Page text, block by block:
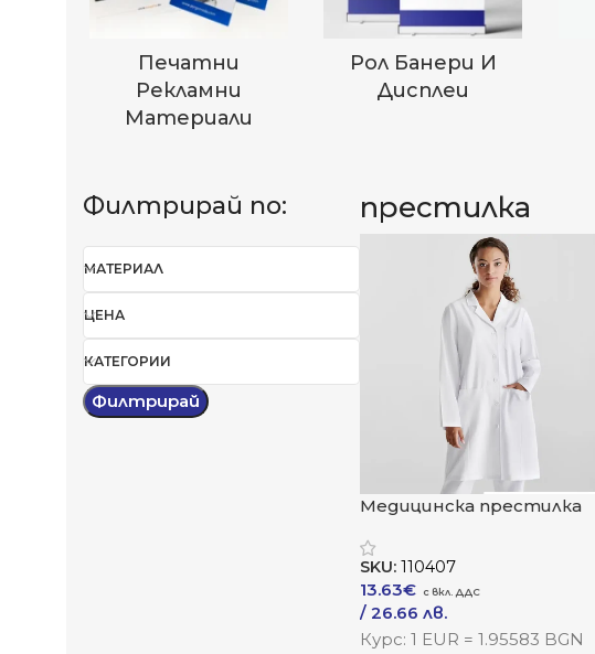
Печатни
Рекламни
Материали
Рол Банери И
Дисплеи
Филтрирай по:
МАТЕРИАЛ
ЦЕНА
КАТЕГОРИИ
Филтрирай
престилка
Медицинска престилка
SKU: 110407
13.63€
/ 26.66 лв.
Към Продукта
Курс: 1 EUR = 1.95583 BGN